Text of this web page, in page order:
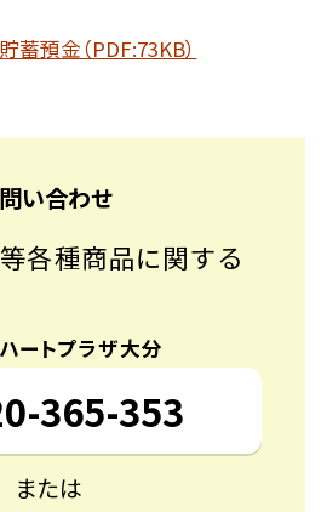
預金（PDF:73KB）
い合わせ
各種商品に関する
ートプラザ大分
365-353
または